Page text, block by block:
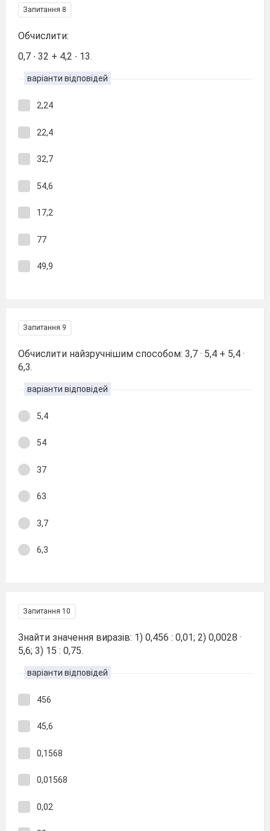
Запитання 8
Обчислити:
0,7 ∙ 32 + 4,2 ∙ 13.
варіанти відповідей
2,24
22,4
32,7
54,6
17,2
77
49,9
Запитання 9
Обчислити найзручнішим способом: 3,7 · 5,4 + 5,4 ·
6,3.
варіанти відповідей
5,4
54
37
63
3,7
6,3
Запитання 10
Знайти значення виразів: 1) 0,456 : 0,01; 2) 0,0028 ·
5,6; 3) 15 : 0,75.
варіанти відповідей
456
45,6
0,1568
0,01568
0,02